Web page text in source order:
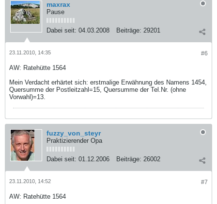
maxrax
Pause
Dabei seit: 04.03.2008 Beiträge: 29201
#6
23.11.2010, 14:35
AW: Ratehütte 1564
Mein Verdacht erhärtet sich: erstmalige Erwähnung des Namens 1454,
Quersumme der Postleitzahl=15, Quersumme der Tel.Nr. (ohne
Vorwahl)=13.
fuzzy_von_steyr
Praktizierender Opa
Dabei seit: 01.12.2006 Beiträge: 26002
#7
23.11.2010, 14:52
AW: Ratehütte 1564